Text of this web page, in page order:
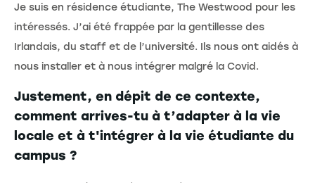
Je suis en résidence étudiante, The Westwood pour les
intéressés. J’ai été frappée par la gentillesse des
Irlandais, du staff et de l’université. Ils nous ont aidés à
nous installer et à nous intégrer malgré la Covid.
Justement, en dépit de ce contexte,
comment arrives-tu à t’adapter à la vie
locale et à t'intégrer à la vie étudiante du
campus ?